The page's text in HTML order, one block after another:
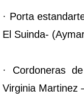
· Porta
El Suinda-
· Cordoneras
Virginia Martinez